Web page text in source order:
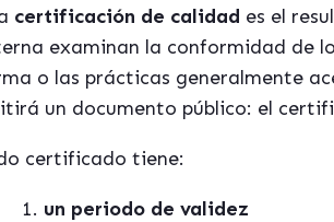
certificación de calidad es el
examinan la conformidad de
o las prácticas generalmente
un documento público: el
certificado tiene:
un periodo de validez